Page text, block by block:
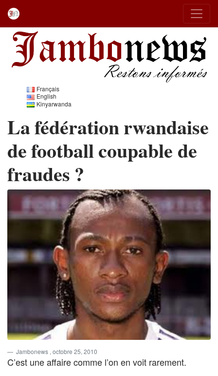
Français
English
Kinyarwanda
La fédération rwandaise
de football coupable de
fraudes ?
Jambonews , octobre 25, 2010
C’est une affaire comme l’on en voit rarement.